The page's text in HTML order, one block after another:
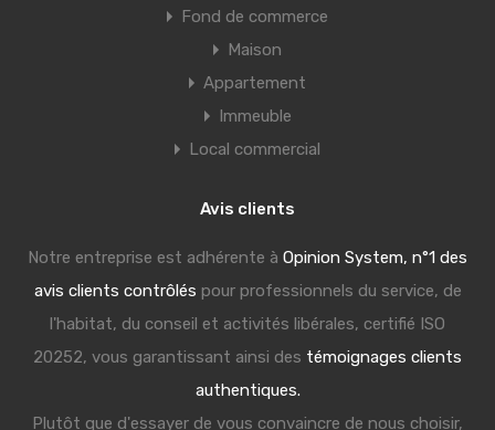
Fond de commerce
Maison
Appartement
Immeuble
Local commercial
Avis clients
Notre entreprise est adhérente à Opinion System, n°1 des
avis clients contrôlés pour professionnels du service, de
l'habitat, du conseil et activités libérales, certifié ISO
20252, vous garantissant ainsi des témoignages clients
authentiques.
Plutôt que d'essayer de vous convaincre de nous choisir,